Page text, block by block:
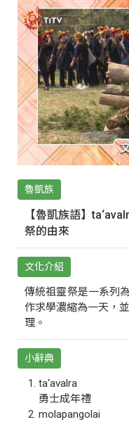
魯凱族
【魯凱族語】
祭的由來
文化介紹
傳統祖靈祭是一系列
作求學濃縮為一天，
理。
小辭典
ta‘avalra
勇士成年禮
molapangolai